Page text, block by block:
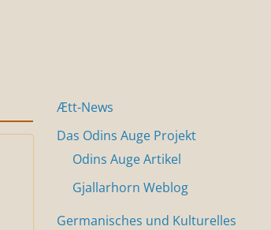
Ætt-News
Das Odins Auge Projekt
Odins Auge Artikel
Gjallarhorn Weblog
Germanisches und Kulturelles